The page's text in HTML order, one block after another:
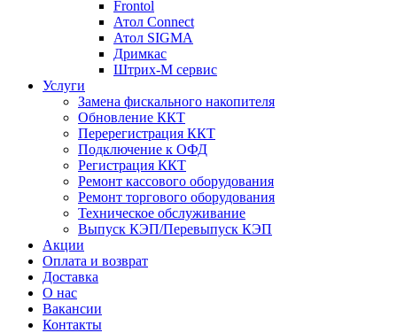
Frontol
Атол Connect
Атол SIGMA
Дримкас
Штрих-М сервис
Услуги
Замена фискального накопителя
Обновление ККТ
Перерегистрация ККТ
Подключение к ОФД
Регистрация ККТ
Ремонт кассового оборудования
Ремонт торгового оборудования
Техническое обслуживание
Выпуск КЭП/Перевыпуск КЭП
Акции
Оплата и возврат
Доставка
О нас
Вакансии
Контакты